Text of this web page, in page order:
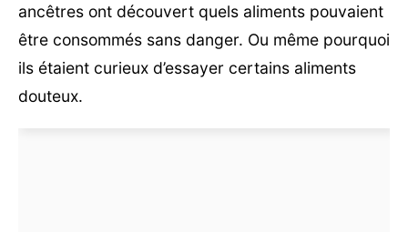
ancêtres ont découvert quels aliments pouvaient
être consommés sans danger. Ou même pourquoi
ils étaient curieux d’essayer certains aliments
douteux.